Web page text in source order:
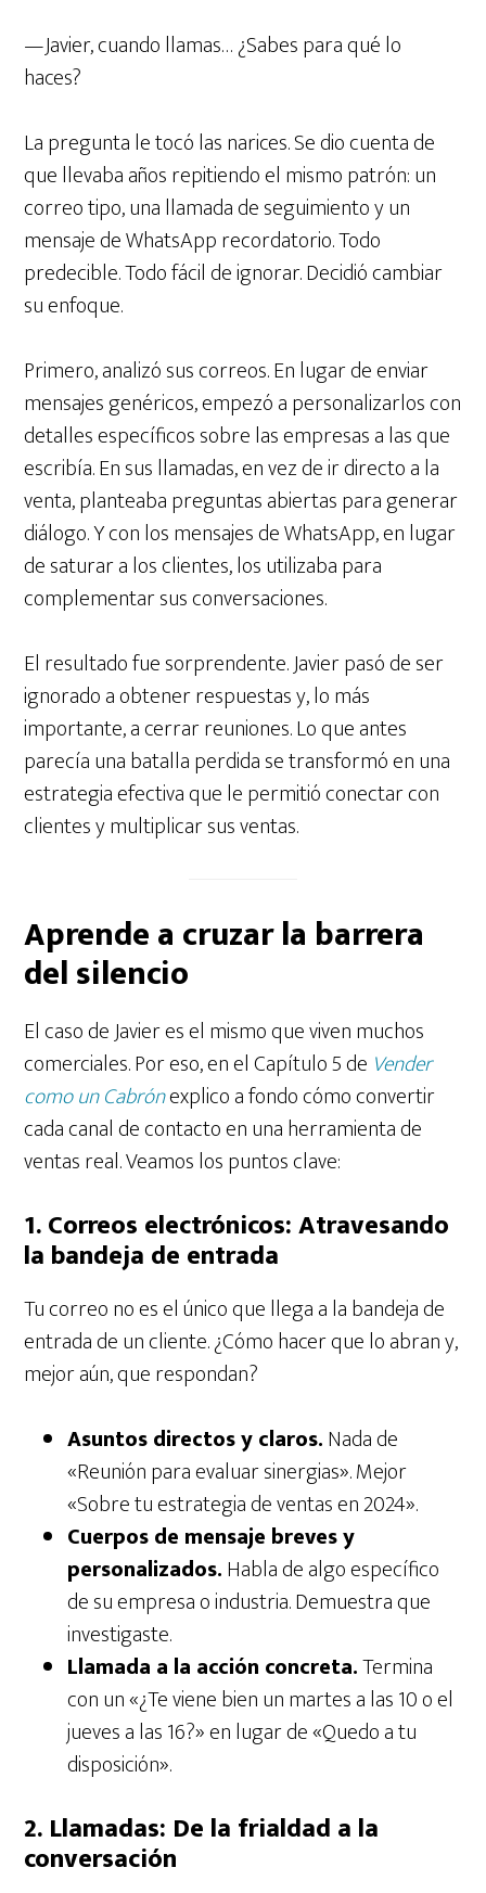
—Javier, cuando llamas… ¿Sabes para qué lo
haces?
La pregunta le tocó las narices. Se dio cuenta de
que llevaba años repitiendo el mismo patrón: un
correo tipo, una llamada de seguimiento y un
mensaje de WhatsApp recordatorio. Todo
predecible. Todo fácil de ignorar. Decidió cambiar
su enfoque.
Primero, analizó sus correos. En lugar de enviar
mensajes genéricos, empezó a personalizarlos con
detalles específicos sobre las empresas a las que
escribía. En sus llamadas, en vez de ir directo a la
venta, planteaba preguntas abiertas para generar
diálogo. Y con los mensajes de WhatsApp, en lugar
de saturar a los clientes, los utilizaba para
complementar sus conversaciones.
El resultado fue sorprendente. Javier pasó de ser
ignorado a obtener respuestas y, lo más
importante, a cerrar reuniones. Lo que antes
parecía una batalla perdida se transformó en una
estrategia efectiva que le permitió conectar con
clientes y multiplicar sus ventas.
Aprende a cruzar la barrera
del silencio
El caso de Javier es el mismo que viven muchos
comerciales. Por eso, en el Capítulo 5 de Vender
como un Cabrónexplico a fondo cómo convertir
cada canal de contacto en una herramienta de
ventas real. Veamos los puntos clave:
1. Correos electrónicos: Atravesando
la bandeja de entrada
Tu correo no es el único que llega a la bandeja de
entrada de un cliente. ¿Cómo hacer que lo abran y,
mejor aún, que respondan?
Asuntos directos y claros.Nada de
«Reunión para evaluar sinergias». Mejor
«Sobre tu estrategia de ventas en 2024».
Cuerpos de mensaje breves y
personalizados.Habla de algo específico
de su empresa o industria. Demuestra que
investigaste.
Llamada a la acción concreta.Termina
con un «¿Te viene bien un martes a las 10 o el
jueves a las 16?» en lugar de «Quedo a tu
disposición».
2. Llamadas: De la frialdad a la
conversación